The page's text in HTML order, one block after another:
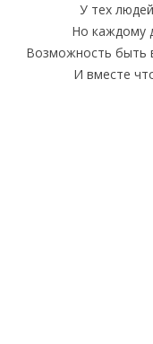
У тех
Но каждому
Возможность быть
И вместе